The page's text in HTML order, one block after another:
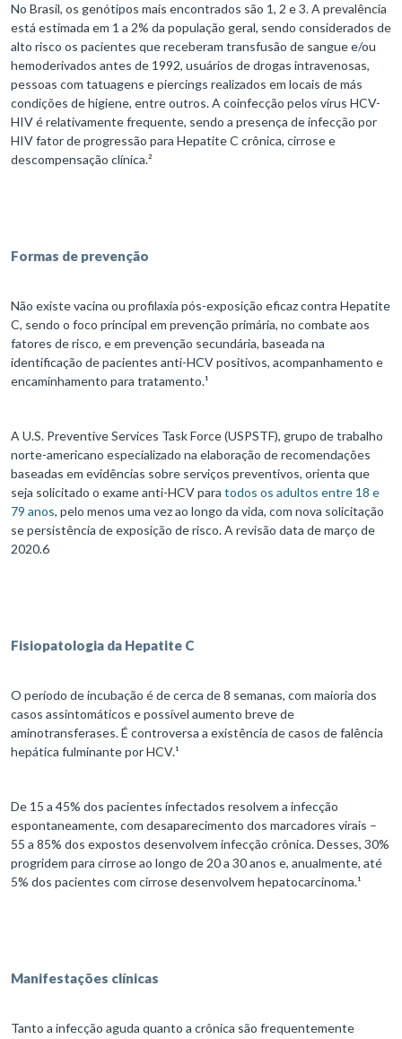
No Brasil, os genótipos mais encontrados são 1, 2 e 3. A prevalência
está estimada em 1 a 2% da população geral, sendo considerados de
alto risco os pacientes que receberam transfusão de sangue e/ou
hemoderivados antes de 1992, usuários de drogas intravenosas,
pessoas com tatuagens e piercings realizados em locais de más
condições de higiene, entre outros. A coinfecção pelos vírus HCV-
HIV é relativamente frequente, sendo a presença de infecção por
HIV fator de progressão para Hepatite C crônica, cirrose e
descompensação clínica.²
Formas de prevenção
Não existe vacina ou profilaxia pós-exposição eficaz contra Hepatite
C, sendo o foco principal em prevenção primária, no combate aos
fatores de risco, e em prevenção secundária, baseada na
identificação de pacientes anti-HCV positivos, acompanhamento e
encaminhamento para tratamento.¹
A U.S. Preventive Services Task Force (USPSTF), grupo de trabalho
norte-americano especializado na elaboração de recomendações
baseadas em evidências sobre serviços preventivos, orienta que
seja solicitado o exame anti-HCV para todos os adultos entre 18 e
79 anos, pelo menos uma vez ao longo da vida, com nova solicitação
se persistência de exposição de risco. A revisão data de março de
2020.6
Fisiopatologia da Hepatite C
O período de incubação é de cerca de 8 semanas, com maioria dos
casos assintomáticos e possível aumento breve de
aminotransferases. É controversa a existência de casos de falência
hepática fulminante por HCV.¹
De 15 a 45% dos pacientes infectados resolvem a infecção
espontaneamente, com desaparecimento dos marcadores virais –
55 a 85% dos expostos desenvolvem infecção crônica. Desses, 30%
progridem para cirrose ao longo de 20 a 30 anos e, anualmente, até
5% dos pacientes com cirrose desenvolvem hepatocarcinoma.¹
Manifestações clínicas
Tanto a infecção aguda quanto a crônica são frequentemente